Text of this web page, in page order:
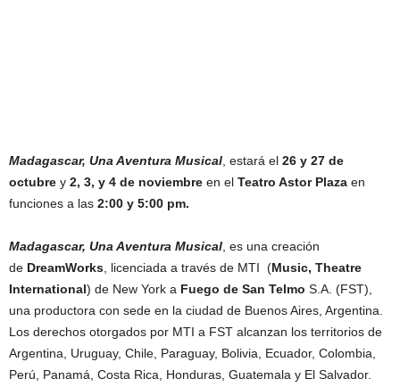
Madagascar, Una Aventura Musical, estará el 26 y 27 de
octubre y 2, 3, y 4 de noviembre en el Teatro Astor Plaza en
funciones a las 2:00 y 5:00 pm.
Madagascar, Una Aventura Musical, es una creación
de DreamWorks, licenciada a través de MTI (Music, Theatre
International) de New York a Fuego de San Telmo S.A. (FST),
una productora con sede en la ciudad de Buenos Aires, Argentina.
Los derechos otorgados por MTI a FST alcanzan los territorios de
Argentina, Uruguay, Chile, Paraguay, Bolivia, Ecuador, Colombia,
Perú, Panamá, Costa Rica, Honduras, Guatemala y El Salvador.